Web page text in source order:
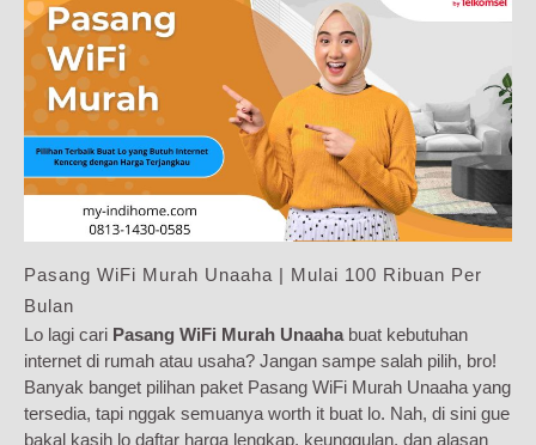
Pasang WiFi Murah Unaaha | Mulai 100 Ribuan Per
Bulan
Lo lagi cari Pasang WiFi Murah Unaahabuat kebutuhan
internet di rumah atau usaha? Jangan sampe salah pilih, bro!
Banyak banget pilihan paket Pasang WiFi Murah Unaaha yang
tersedia, tapi nggak semuanya worth it buat lo. Nah, di sini gue
bakal kasih lo daftar harga lengkap, keunggulan, dan alasan